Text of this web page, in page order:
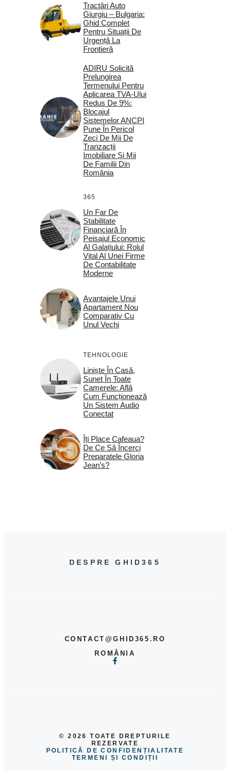
Tractări Auto
Giurgiu – Bulgaria:
Ghid Complet
Pentru Situații De
Urgență La
Frontieră
ADIRU Solicită
Prelungirea
Termenului Pentru
Aplicarea TVA-Ului
Redus De 9%:
Blocajul
Sistemelor ANCPI
Pune În Pericol
Zeci De Mii De
Tranzacții
Imobiliare Și Mii
De Familii Din
România
365
Un Far De
Stabilitate
Financiară În
Peisajul Economic
Al Galațiului: Rolul
Vital Al Unei Firme
De Contabilitate
Moderne
Avantajele Unui
Apartament Nou
Comparativ Cu
Unul Vechi
TEHNOLOGIE
Liniște În Casă,
Sunet În Toate
Camerele: Află
Cum Funcționează
Un Sistem Audio
Conectat
Îți Place Cafeaua?
De Ce Să Încerci
Preparatele Gloria
Jean’s?
DESPRE GHID365
CONTACT@GHID365.RO
ROMÂNIA
© 2026 TOATE DREPTURILE
REZERVATE
POLITICĂ DE CONFIDENȚIALITATE
TERMENI ȘI CONDIȚII